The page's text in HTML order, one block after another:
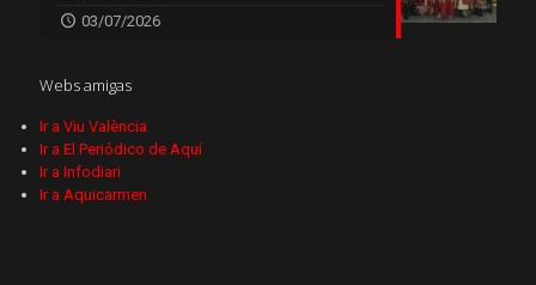
03/07/2026
Webs amigas
Ir a Viu València
Ir a El Periódico de Aquí
Ir a Infodiari
Ir a Aquicarmen